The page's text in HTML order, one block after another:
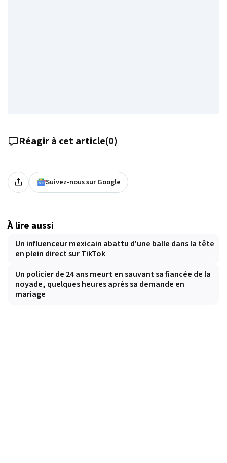
Réagir à cet article(0)
Suivez-nous sur Google
À lire aussi
Un influenceur mexicain abattu d'une balle dans la tête
en plein direct sur TikTok
Un policier de 24 ans meurt en sauvant sa fiancée de la
noyade, quelques heures après sa demande en
mariage